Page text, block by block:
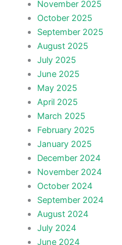
November 2025
October 2025
September 2025
August 2025
July 2025
June 2025
May 2025
April 2025
March 2025
February 2025
January 2025
December 2024
November 2024
October 2024
September 2024
August 2024
July 2024
June 2024